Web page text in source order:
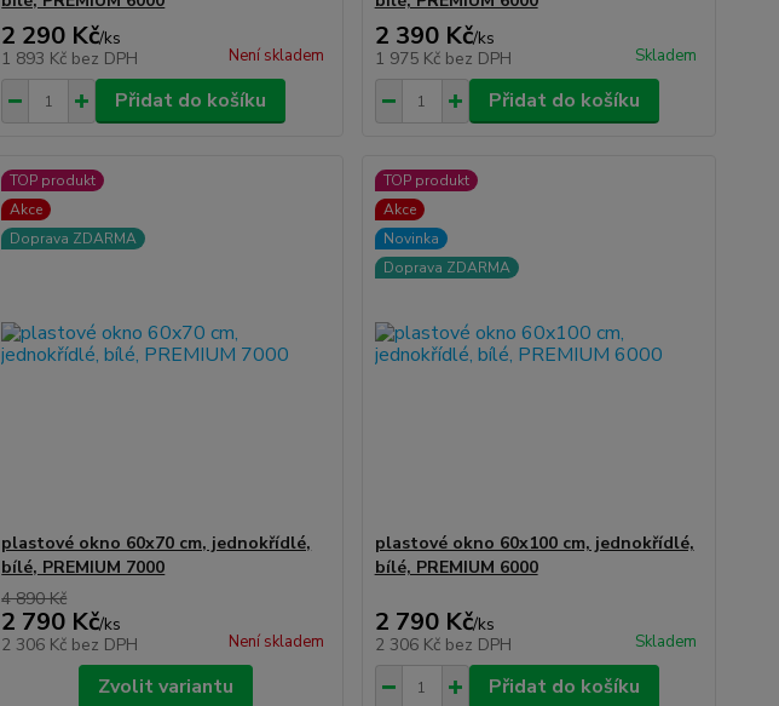
2 290 Kč/ks
1 893 Kč bez DPH Není skladem
Přidat do košíku
2 390 Kč/ks
1 975 Kč bez DPH Skladem
Přidat do košíku
TOP produkt
Akce
Doprava ZDARMA
plastové okno 60x70 cm, jednokřídlé,
bílé, PREMIUM 7000
4 890 Kč
2 790 Kč/ks
2 306 Kč bez DPH Není skladem
Zvolit variantu
TOP produkt
Akce
Novinka
Doprava ZDARMA
plastové okno 60x100 cm, jednokřídlé,
bílé, PREMIUM 6000
2 790 Kč/ks
2 306 Kč bez DPH Skladem
Přidat do košíku